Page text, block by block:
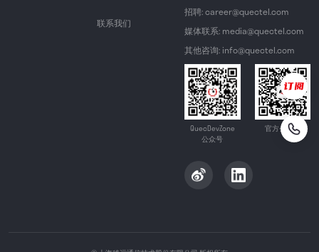
联系我们
招聘: career@quectel.com
媒体联系: media@quectel.com
其他咨询: info@quectel.com
QuecDevZone
公众号
官方公众号